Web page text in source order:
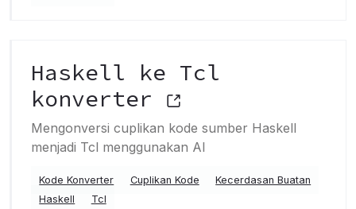
Haskell ke Tcl
konverter
Mengonversi cuplikan kode sumber Haskell
menjadi Tcl menggunakan AI
Kode Konverter Cuplikan Kode
Kecerdasan Buatan
Haskell
Tcl